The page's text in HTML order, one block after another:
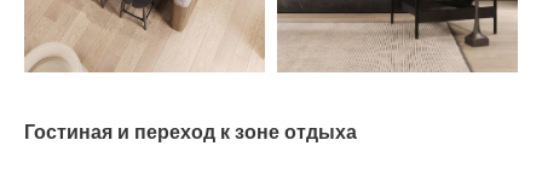
Гостиная и переход к зоне отдыха